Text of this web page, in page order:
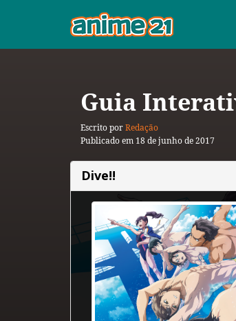
Guia
Escrito porRedação
Publicado em 18 de junho de 2017
Dive!!